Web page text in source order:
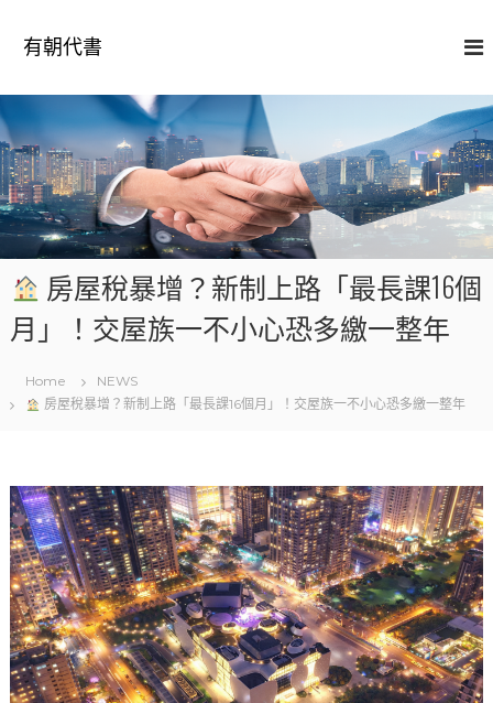
o
c
o
n
t
e
n
有朝代書
房屋稅暴增？新制上路「最長課16個
月」！交屋族一不小心恐多繳一整年
Home
NEWS
房屋稅暴增？新制上路「最長課16個月」！交屋族一不小心恐多繳一整年